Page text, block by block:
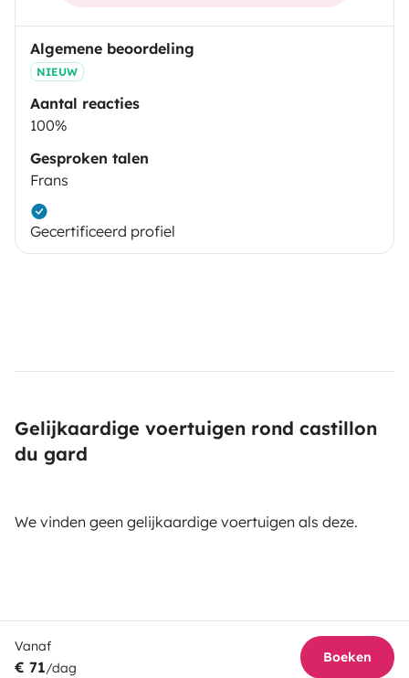
Algemene beoordeling
NIEUW
Aantal reacties
100%
Gesproken talen
Frans
Gecertificeerd profiel
Gelijkaardige voertuigen rond castillon
du gard
We vinden geen gelijkaardige voertuigen als deze.
Vanaf
€ 71/dag
Boeken